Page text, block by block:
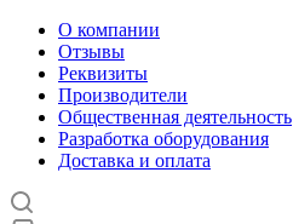
О компании
Отзывы
Реквизиты
Производители
Общественная деятельность
Разработка оборудования
Доставка и оплата